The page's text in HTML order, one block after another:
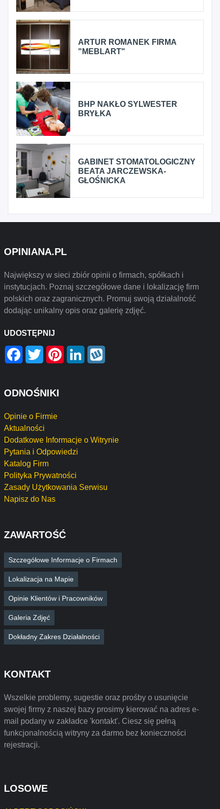
ARTUR ROMANEK FIRMA
"MEBLART"
BHP NAKŁO SYLWESTER
BRYŁKA
GABINET STOMATOLOGICZNY
BEATA JARCZEWSKA-
GŁOŚNICKA
OPINIANA.PL
Największy w sieci zbiór opinii o firmach, spółkach i
instytucjach. Poznaj szczegółowe dane i lokalizację firm
polskich oraz zagranicznych. Promuj swoją działalność
dodając unikalny opis oraz galerię zdjęć.
UDOSTĘPNIJ
Facebook
Twitter PinterestLinkedIn
ODNOŚNIKI
Opinie o Firmie
Aktualności
Dodatkowe Informacje o Witrynie
Pytania i Odpowiedzi
Katalog Firm
Polityka Prywatności
Zasady Użytkowania Serwisu
Napisz do Nas
ZAWARTOŚĆ
Szczegółowe Informacje o Firmach
Lokalizacja na Mapie
Opinie Klientów i Pracowników
Galeria Zdjęć
Dokładny Zakres Działalności
KONTAKT
Wszelkie problemy, sugestie oraz prośby o usunięcie
swojej firmy z naszej bazy prosimy kierować na adres e-
mail podany w zakładce 'kontakt'. Ciesz się pełną
funkcjonalnością witryny za darmo bez konieczności
rejestracji.
LOSOWE